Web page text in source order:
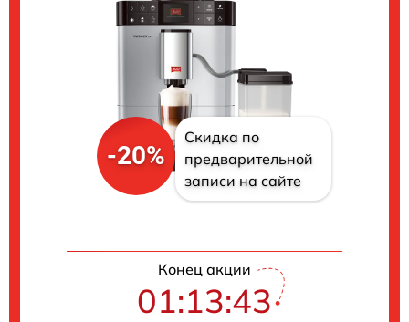
-20%
Скидка по
предварительной
записи на сайте
Конец акции
01:13:42